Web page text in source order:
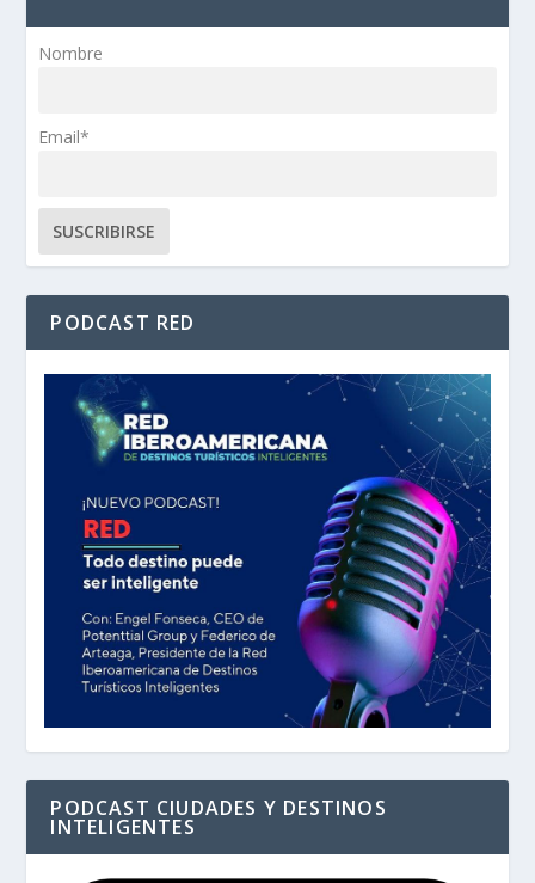
Nombre
Email*
PODCAST RED
PODCAST CIUDADES Y DESTINOS
INTELIGENTES